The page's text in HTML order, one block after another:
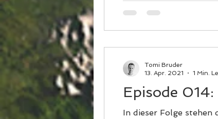
Episode
In dieser Folge stehen
Tomi Bruder
13. Apr. 2021
1 Min.